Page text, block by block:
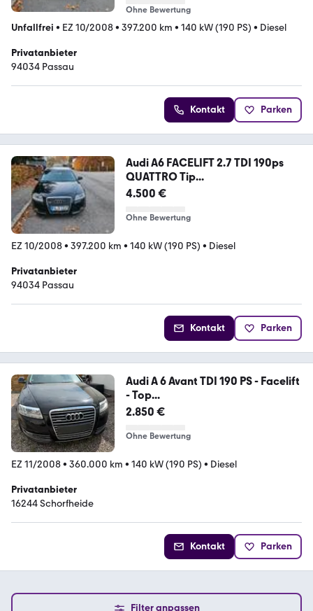
Ohne Bewertung
Unfallfrei • EZ 10/2008• 397.200 km • 140 kW (190 PS) • Diesel
Privatanbieter
94034 Passau
Kontakt Parken
Audi A6 FACELIFT 2.7 TDI 190ps
QUATTRO Tip...
4.500 €
Ohne Bewertung
EZ 10/2008• 397.200 km • 140 kW (190 PS) • Diesel
Privatanbieter
94034 Passau
Kontakt Parken
Audi A 6 Avant TDI 190 PS - Facelift
- Top...
2.850 €
Ohne Bewertung
EZ 11/2008• 360.000 km • 140 kW (190 PS) • Diesel
Privatanbieter
16244 Schorfheide
Kontakt Parken
Filter anpassen